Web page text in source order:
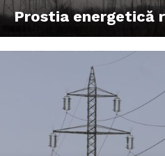
Prostia energetică